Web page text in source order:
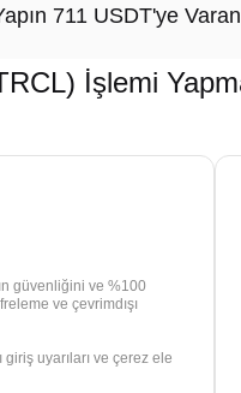
711 USDT'ye
İşlemi
güvenliğini ve %100
ve çevrimdışı
uyarıları ve çerez ele